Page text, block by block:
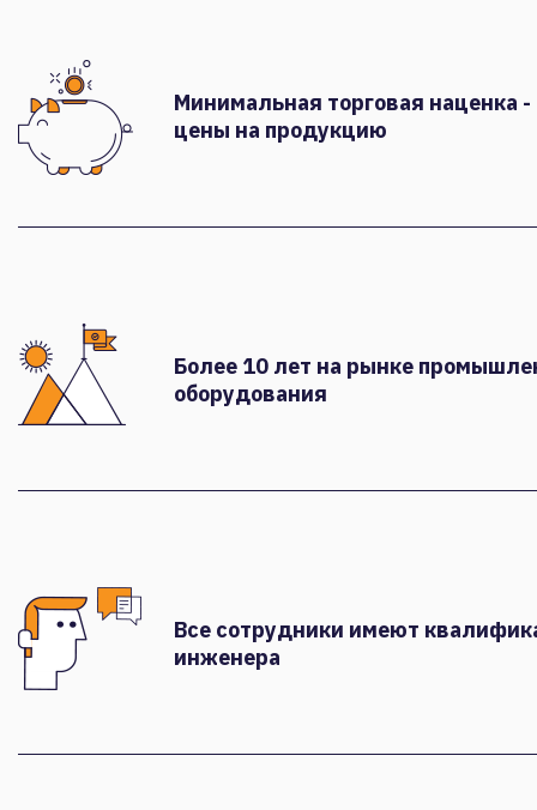
Минимальная торговая наценка
цены на продукцию
Более 10 лет на рынке
оборудования
Все сотрудники имеют
инженера